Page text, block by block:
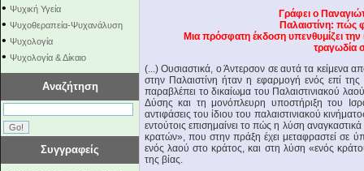
• Ψυχική Υγεία
• Ψυχοθεραπεία-Ψυχανάλυση
• Ψυχολογία
• Ψυχολογία & Δίκαιο
Αναζήτηση
Συγγραφείς
Γράφει ο
Παλαιστίνη: πώς
Μια πρόσφατη έκδοση υπενθυμίζει
τραγωδία
(...) Ουσιαστικά, ο Άντερσον σε αυτά τα
στην Παλαιστίνη ήταν η εφαρμογή ενός επί
παραβλέπει το δικαίωμα του Παλαιστινιακού
Δύσης και τη μονόπλευρη υποστήριξη του
αντιφάσεις του ίδιου του παλαιστινιακού
εντούτοις επισημαίνει το πώς η λύση
κρατών», που στην πράξη έχει μεταφραστεί σε
ενός λαού στο κράτος, και στη λύση «ενός
της βίας.